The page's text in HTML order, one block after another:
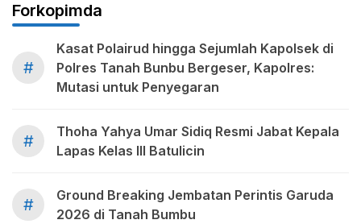
Forkopimda
#
Kasat Polairud hingga Sejumlah Kapolsek di
Polres Tanah Bunbu Bergeser, Kapolres:
Mutasi untuk Penyegaran
#
Thoha Yahya Umar Sidiq Resmi Jabat Kepala
Lapas Kelas III Batulicin
#
Ground Breaking Jembatan Perintis Garuda
2026 di Tanah Bumbu